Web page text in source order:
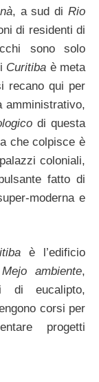
, a sud diRio
di residenti di
sono solo
Curitiba è meta
recano qui per
amministrativo,
di questa
che colpisce è
coloniali,
fatto di
moderna e
è l’edificio
ambiente,
di eucalipto,
corsi per
progetti